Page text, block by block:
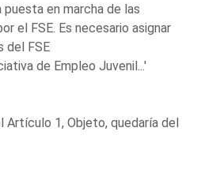
puesta en marcha de las
el FSE. Es necesario asignar
del FSE
de Empleo Juvenil...'
Artículo 1, Objeto, quedaría del